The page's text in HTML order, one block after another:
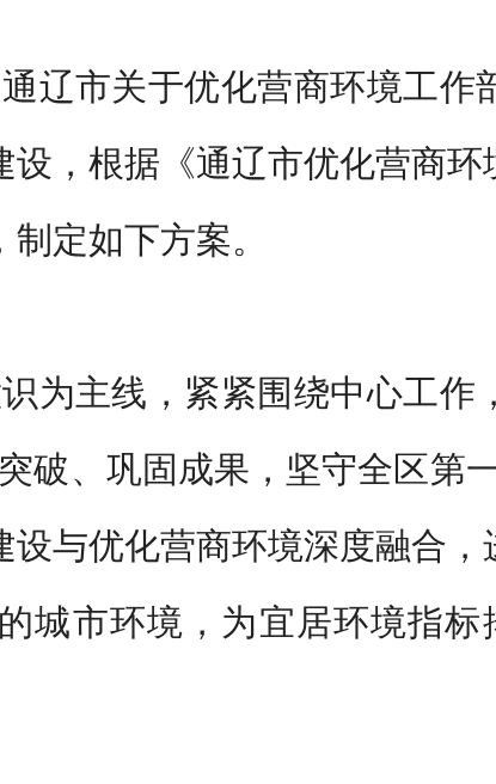
辽市关于优化营商环境工作
， 根据《通辽市优化营商环
制定如下方案。
为主线，紧紧围绕中心工作
破、巩固成果，坚守全区第
与优化营商环境深度融合，
城市环境，为宜居环境指标